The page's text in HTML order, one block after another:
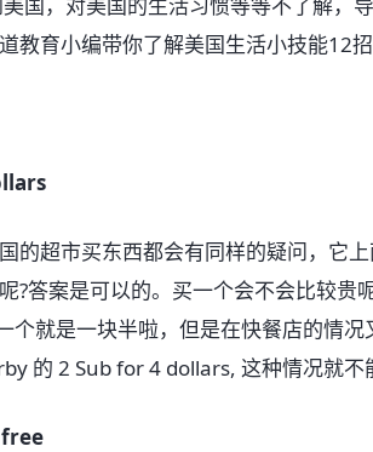
教育小编带你了解美国生活小技能12招
超市买东西都会有同样的疑问，它
?答案是可以的。买一个会不会比较贵
就是一块半啦，但是在快餐店的情况
的 2 Sub for 4 dollars, 这种情况就不